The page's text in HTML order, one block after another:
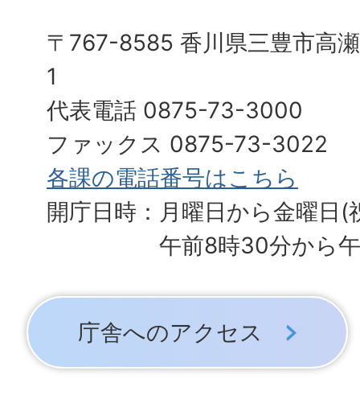
〒767-8585 香川県三豊市高
1
代表電話 0875-73-3000
ファックス 0875-73-3022
各課の電話番号はこちら
開庁日時：月曜日から金曜日(
午前8時30分から
庁舎へのアクセス